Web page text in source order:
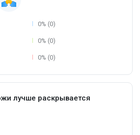
0% (0)
0% (0)
0% (0)
лучше раскрывается